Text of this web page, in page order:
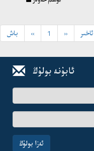
باش « 1 » ئاخىر
ئابۇنە بولۇڭ
ئىسىم-
فامىلىڭىز
ئېلخەت
ئادرىسىڭىز
ئەزا بولۇڭ